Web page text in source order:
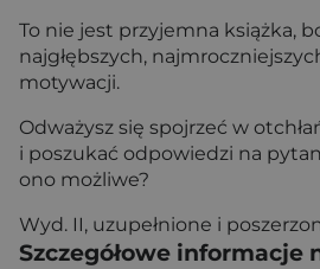
To nie jest przyjemna książka,
najgłębszych,
motywacji.
Odważysz się spojrzeć w
i poszukać odpowiedzi na
ono możliwe?
Wyd. II, uzupełnione i
Szczegółowe informacje